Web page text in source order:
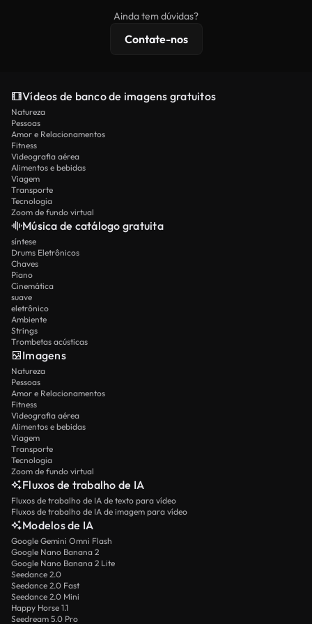
licenciamento estendidas.
Ainda tem dúvidas?
Contate-nos
Vídeos de banco de imagens gratuitos
Natureza
Pessoas
Amor e Relacionamentos
Fitness
Videografia aérea
Alimentos e bebidas
Viagem
Transporte
Tecnologia
Zoom de fundo virtual
Música de catálogo gratuita
síntese
Drums Eletrônicos
Chaves
Piano
Cinemática
suave
eletrônico
Ambiente
Strings
Trombetas acústicas
Imagens
Natureza
Pessoas
Amor e Relacionamentos
Fitness
Videografia aérea
Alimentos e bebidas
Viagem
Transporte
Tecnologia
Zoom de fundo virtual
Fluxos de trabalho de IA
Fluxos de trabalho de IA de texto para vídeo
Fluxos de trabalho de IA de imagem para vídeo
Modelos de IA
Google Gemini Omni Flash
Google Nano Banana 2
Google Nano Banana 2 Lite
Seedance 2.0
Seedance 2.0 Fast
Seedance 2.0 Mini
Happy Horse 1.1
Seedream 5.0 Pro